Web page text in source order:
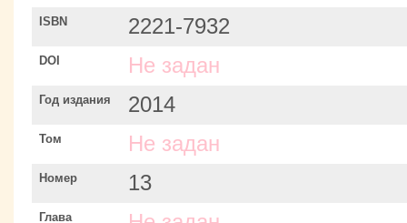
ISBN 2221-7932
DOI Не задан
Год издания 2014
Том Не задан
Номер 13
Глава